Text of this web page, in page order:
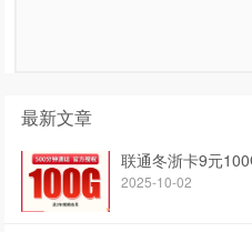
最新文章
联通冬浙卡9元
2025-10-02